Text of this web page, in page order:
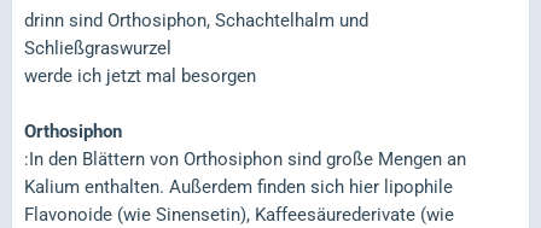
drinn sind Orthosiphon, Schachtelhalm und
Schließgraswurzel
werde ich jetzt mal besorgen
Orthosiphon
:In den Blättern von Orthosiphon sind große Mengen an
Kalium enthalten. Außerdem finden sich hier lipophile
Flavonoide (wie Sinensetin), Kaffeesäurederivate (wie